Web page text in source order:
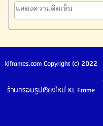
klframes.com Copyright (c) 2022
ร้านกรอบรูปเชียงใหม่ KL Frame